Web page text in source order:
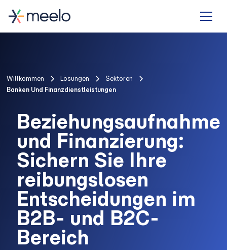
Willkommen Lösungen
Sektoren
Banken Und Finanzdienstleistungen
Beziehungsaufnahme
und Finanzierung:
Sichern Sie Ihre
reibungslosen
Entscheidungen im
B2B- und B2C-
Bereich